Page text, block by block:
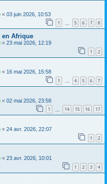
« 03 juin 2026, 10:53
1 5 6 7 8
en Afrique
« 23 mai 2026, 12:19
1 2
« 16 mai 2026, 15:58
1 … 4 5 6 7
« 02 mai 2026, 23:58
1 14 15 16 17
« 24 avr. 2026, 22:07
1 2
« 23 avr. 2026, 10:01
1 2 3 4